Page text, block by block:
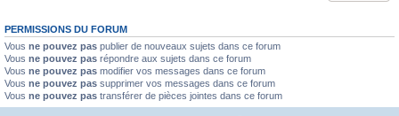
PERMISSIONS DU FORUM
Vous ne pouvez pas publier de nouveaux sujets dans ce forum
Vous ne pouvez pas répondre aux sujets dans ce forum
Vous ne pouvez pas modifier vos messages dans ce forum
Vous ne pouvez pas supprimer vos messages dans ce forum
Vous ne pouvez pas transférer de pièces jointes dans ce forum